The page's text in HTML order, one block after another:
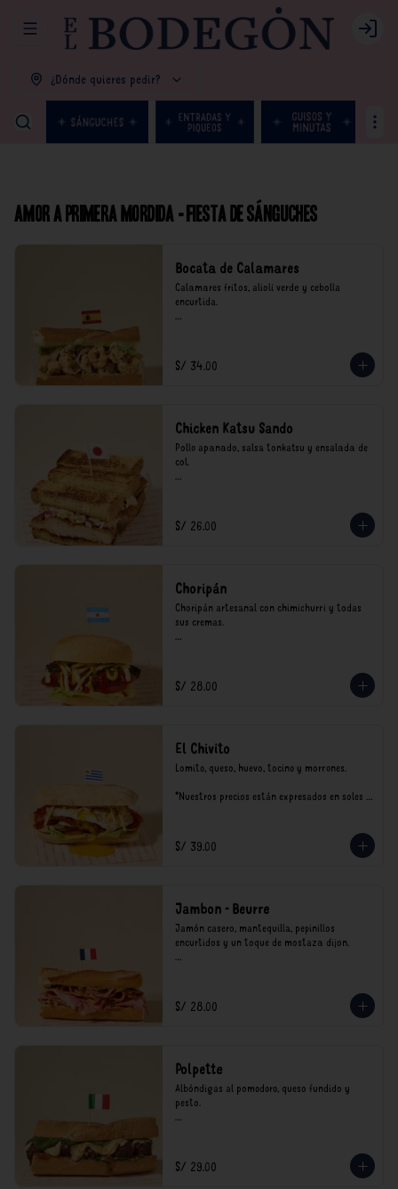
Abrir menu de navegación Login
¿Dónde quieres pedir?
Amor a primera mordida - Fiesta de Sánguches
Bocata de Calamares
Calamares fritos, alioli verde y cebolla
encurtida.
consumo.
S/ 34.00
Chicken Katsu Sando
Pollo apanado, salsa tonkatsu y ensalada de
col.
consumo.
S/ 26.00
Choripán
Choripán artesanal con chimichurri y todas
sus cremas.
consumo.
S/ 28.00
El Chivito
Lomito, queso, huevo, tocino y morrones.
*Nuestros precios están expresados en soles e
S/ 39.00
Jambon - Beurre
Jamón casero, mantequilla, pepinillos
encurtidos y un toque de mostaza dijon.
consumo.
S/ 28.00
Polpette
Albóndigas al pomodoro, queso fundido y
pesto.
consumo.
S/ 29.00